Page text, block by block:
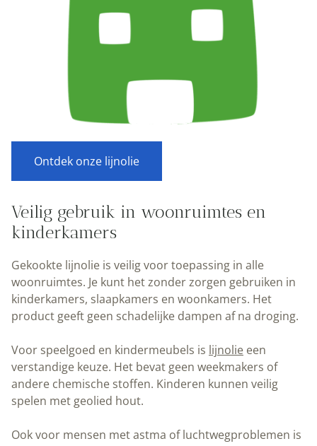
Ontdek onze lijnolie
Veilig gebruik in woonruimtes en
kinderkamers
Gekookte lijnolie is veilig voor toepassing in alle
woonruimtes. Je kunt het zonder zorgen gebruiken in
kinderkamers, slaapkamers en woonkamers. Het
product geeft geen schadelijke dampen af na droging.
Voor speelgoed en kindermeubels is lijnolie een
verstandige keuze. Het bevat geen weekmakers of
andere chemische stoffen. Kinderen kunnen veilig
spelen met geolied hout.
Ook voor mensen met astma of luchtwegproblemen is